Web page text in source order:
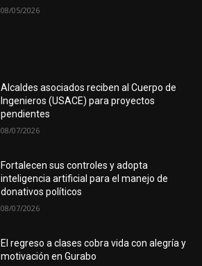
08/05/2026
Alcaldes asociados reciben al Cuerpo de
Ingenieros (USACE) para proyectos
pendientes
08/07/2026
Fortalecen sus controles y adopta
inteligencia artificial para el manejo de
donativos políticos
08/07/2026
El regreso a clases cobra vida con alegría y
motivación en Gurabo